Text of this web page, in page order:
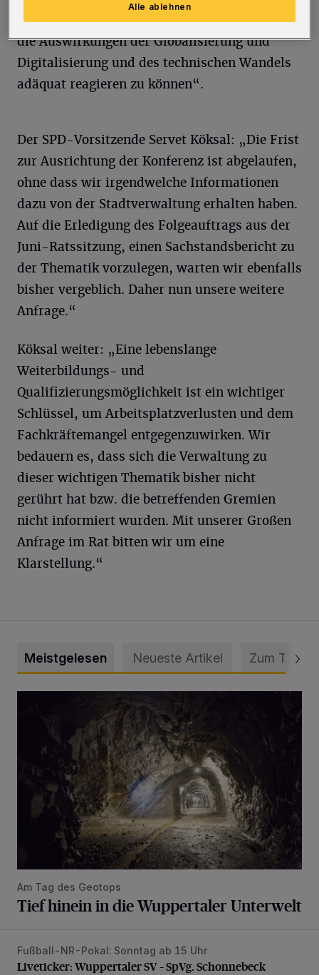
Weiterqualifizierung“ zu entwickeln, „um auf
die Auswirkungen der Globalisierung und
Digitalisierung und des technischen Wandels
adäquat reagieren zu können“.
Der SPD-Vorsitzende Servet Köksal: „Die Frist
zur Ausrichtung der Konferenz ist abgelaufen,
ohne dass wir irgendwelche Informationen
dazu von der Stadtverwaltung erhalten haben.
Auf die Erledigung des Folgeauftrags aus der
Juni-Ratssitzung, einen Sachstandsbericht zu
der Thematik vorzulegen, warten wir ebenfalls
bisher vergeblich. Daher nun unsere weitere
Anfrage.“
Köksal weiter: „Eine lebenslange
Weiterbildungs- und
Qualifizierungsmöglichkeit ist ein wichtiger
Schlüssel, um Arbeitsplatzverlusten und dem
Fachkräftemangel entgegenzuwirken. Wir
bedauern es, dass sich die Verwaltung zu
dieser wichtigen Thematik bisher nicht
gerührt hat bzw. die betreffenden Gremien
nicht informiert wurden. Mit unserer Großen
Anfrage im Rat bitten wir um eine
Klarstellung.“
Meistgelesen Neueste Artikel Zum Thema
Am Tag des Geotops
Tief hinein in die Wuppertaler Unterwelt
Liveticker: Wuppertaler SV – SpVg. Schonnebeck
Fußball-NR-Pokal: Sonntag ab 15 Uhr
Liveticker: Wuppertaler SV – SpVg. Schonnebeck
Alle ablehnen